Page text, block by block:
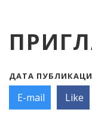
ДАТА
E-mail Like